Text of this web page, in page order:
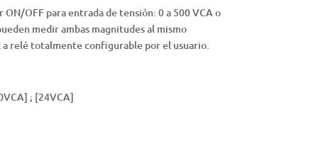
OFF para entrada de tensión: 0 a 500 VCA o
medir ambas magnitudes al mismo
relé totalmente configurable por el usuario.
; [24VCA]